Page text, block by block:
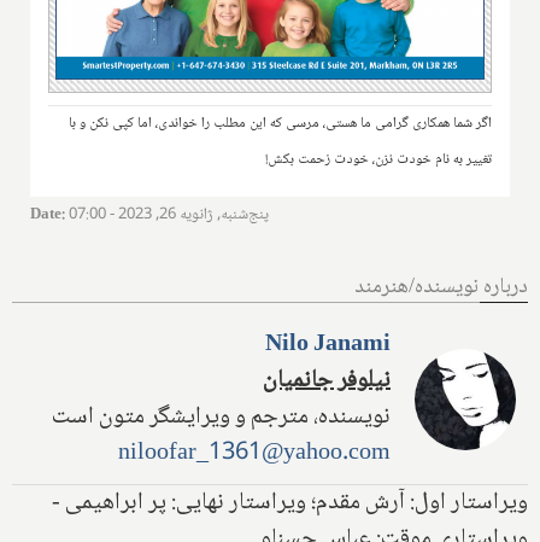
اگر شما همکاری گرامی ما هستی، مرسی که این مطلب را خواندی، اما کپی نکن و با
تغییر به نام خودت نزن، خودت زحمت بکش!
Date: پنج‌شنبه, ژانویه 26, 2023 - 07:00
درباره نویسنده/هنرمند
Nilo Janami
نیلوفر جانمیان
نویسنده، مترجم و ویرایشگر متون است
niloofar_1361@yahoo.com
ویراستار اول: آرش مقدم؛ ویراستار نهایی: پر ابراهیمی -